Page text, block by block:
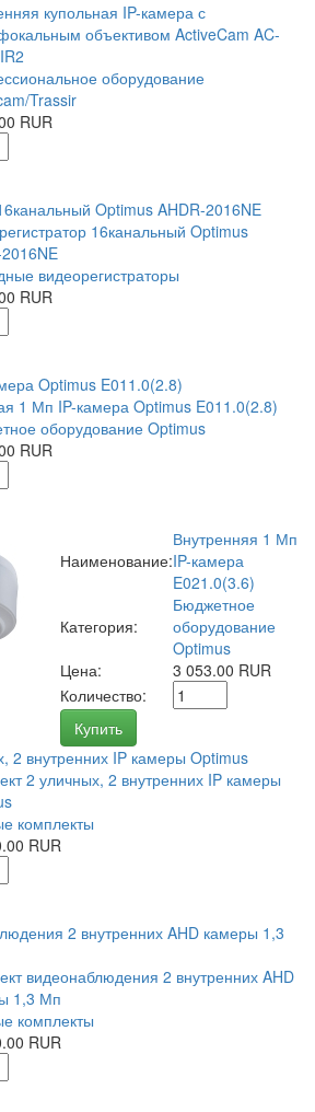
купольная IP-камера с
объективом ActiveCam AC-
оборудование
Trassir
RUR
16канальный Optimus
видеорегистраторы
RUR
1 Мп IP-камера Optimus E011.0(2.8)
оборудование Optimus
RUR
Наименование:
Внутренняя 1 Мп
IP-камера
E021.0(3.6)
Категория:
Бюджетное
оборудование
Optimus
Цена:
3 053.00 RUR
Количество:
Купить
2 уличных, 2 внутренних IP камеры
комплекты
RUR
видеонаблюдения 2 внутренних AHD
1,3 Мп
комплекты
RUR